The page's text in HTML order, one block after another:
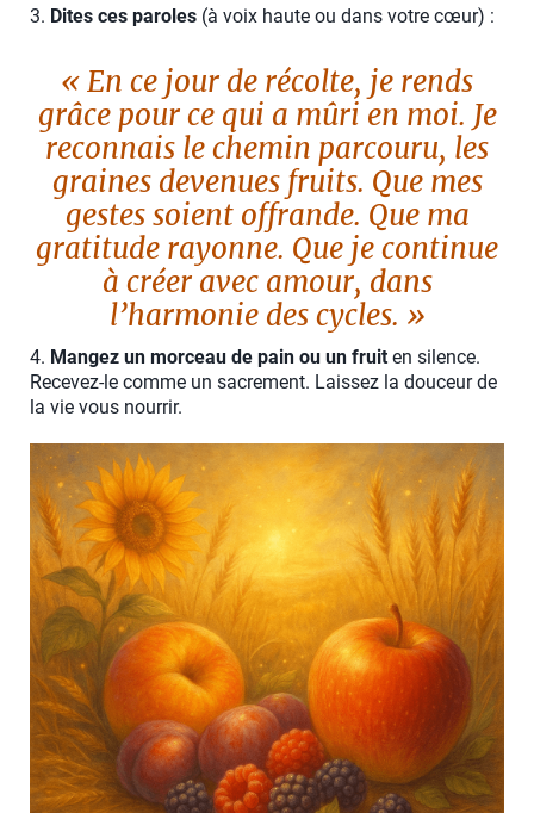
3. Dites ces paroles (à voix haute ou dans votre cœur) :
« En ce jour de récolte, je rends
grâce pour ce qui a mûri en moi. Je
reconnais le chemin parcouru, les
graines devenues fruits. Que mes
gestes soient offrande. Que ma
gratitude rayonne. Que je continue
à créer avec amour, dans
l’harmonie des cycles. »
4. Mangez un morceau de pain ou un fruit en silence.
Recevez-le comme un sacrement. Laissez la douceur de
la vie vous nourrir.